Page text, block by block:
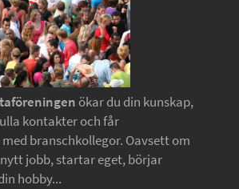
ökar du din kunskap,
kontakter och får
branschkollegor. Oavsett om
jobb, startar eget, börjar
hobby...